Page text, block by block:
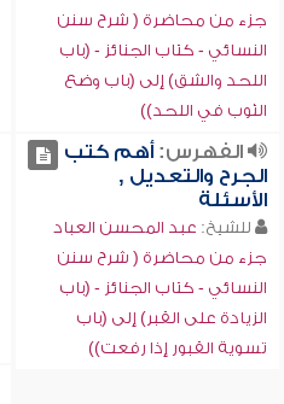
جزء من محاضرة ( شرح سنن
النسائي - كتاب الجنائز - (باب
اللحد والشق) إلى (باب وضع
الثوب في اللحد))
الفهرس:أهم كتب
الجرح والتعديل ,
الأسئلة
للشيخ: عبد المحسن العباد
جزء من محاضرة ( شرح سنن
النسائي - كتاب الجنائز - (باب
الزيادة على القبر) إلى (باب
تسوية القبور إذا رفعت))